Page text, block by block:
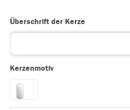
Überschrift der Kerze
Kerzenmotiv